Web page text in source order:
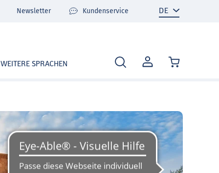
MEIN
KONTO
WEITERE SPRACHEN
Newsletter Kundenservice